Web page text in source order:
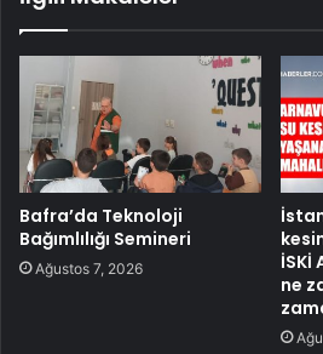
Bafra’da Teknoloji
Bağımlılığı Semineri
Ağustos 7, 2026
İSKİ
ne